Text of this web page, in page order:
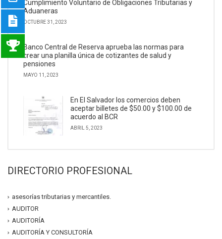
Cumplimiento Voluntario de Obligaciones Tributarias y
Aduaneras
OCTUBRE 31, 2023
Banco Central de Reserva aprueba las normas para
crear una planilla única de cotizantes de salud y
pensiones
MAYO 11, 2023
En El Salvador los comercios deben
aceptar billetes de $50.00 y $100.00 de
acuerdo al BCR
ABRIL 5, 2023
DIRECTORIO PROFESIONAL
asesorías tributarias y mercantiles.
AUDITOR
AUDITORÍA
AUDITORÍA Y CONSULTORÍA